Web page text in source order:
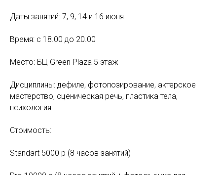
Даты занятий: 7, 9, 14 и 16 июня
Время: с 18.00 до 20.00
Место: БЦ Green Plaza 5 этаж
Дисциплины: дефиле, фотопозирование, актерское
мастерство, сценическая речь, пластика тела,
психология
Стоимость:
Standart 5000 р (8 часов занятий)